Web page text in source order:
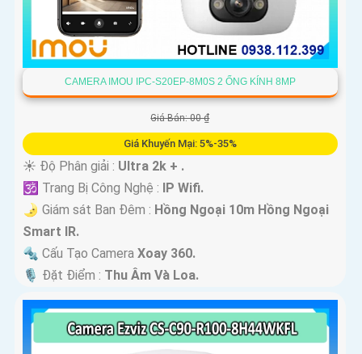
CAMERA IMOU IPC-S20EP-8M0S 2 ỐNG KÍNH 8MP
Giá Bán: 00 ₫
Giá Khuyến Mại: 5%-35%
☀️ Độ Phân giải : Ultra 2k + .
🕉️ Trang Bị Công Nghệ : IP Wifi.
🌛 Giám sát Ban Đêm : Hồng Ngoại 10m Hồng Ngoại
Smart IR.
🔩 Cấu Tạo Camera Xoay 360.
️🎙 Đặt Điểm : Thu Âm Và Loa.